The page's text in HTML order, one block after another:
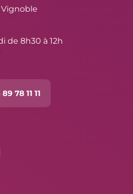
de 8h30 à 12h
78 11 11